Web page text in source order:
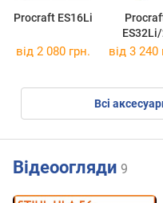
Procraft ES16Li
від 2 080 грн. від 3 240
Всі
Відеоогляди 9